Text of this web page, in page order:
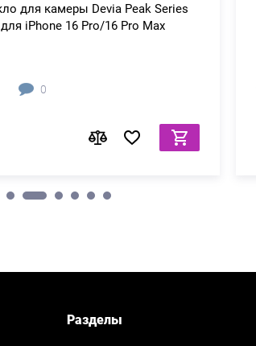
для камеры Devia Peak Series
iPhone 16 Pro/16 Pro Max
0
Разделы